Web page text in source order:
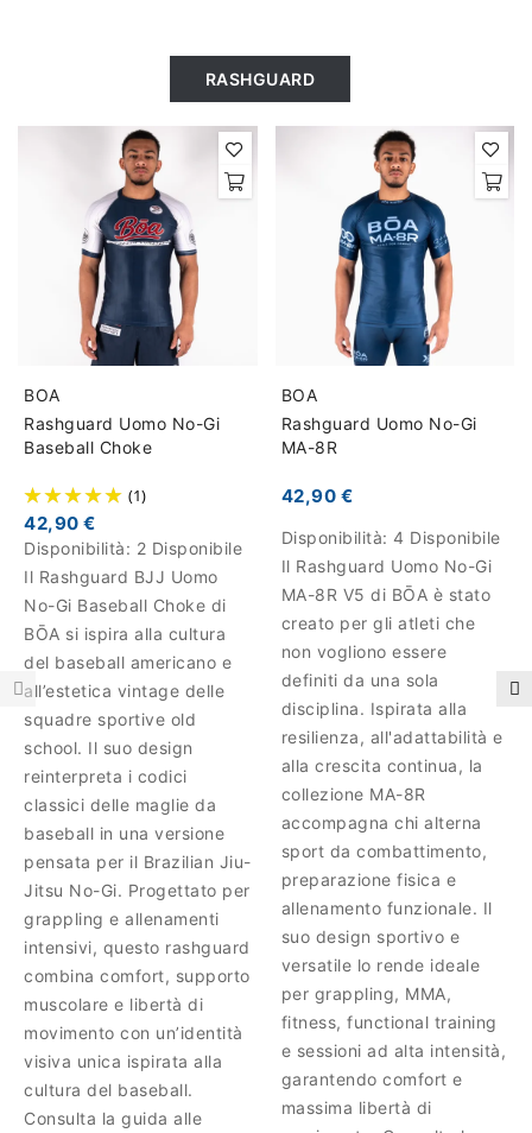
RASHGUARD
BOA
Rashguard Uomo No-Gi
Baseball Choke
(1)
42,90 €
Disponibilità: 2 Disponibile
Il Rashguard BJJ Uomo
No-Gi Baseball Choke di
BŌA si ispira alla cultura
del baseball americano e
all’estetica vintage delle
squadre sportive old
school. Il suo design
reinterpreta i codici
classici delle maglie da
baseball in una versione
pensata per il Brazilian Jiu-
Jitsu No-Gi. Progettato per
grappling e allenamenti
intensivi, questo rashguard
combina comfort, supporto
muscolare e libertà di
movimento con un’identità
visiva unica ispirata alla
cultura del baseball.
Consulta la guida alle
BOA
Rashguard Uomo No-Gi
MA-8R
42,90 €
Disponibilità: 4 Disponibile
Il Rashguard Uomo No-Gi
MA-8R V5 di BŌA è stato
creato per gli atleti che
non vogliono essere
definiti da una sola
disciplina. Ispirata alla
resilienza, all'adattabilità e
alla crescita continua, la
collezione MA-8R
accompagna chi alterna
sport da combattimento,
preparazione fisica e
allenamento funzionale. Il
suo design sportivo e
versatile lo rende ideale
per grappling, MMA,
fitness, functional training
e sessioni ad alta intensità,
garantendo comfort e
massima libertà di